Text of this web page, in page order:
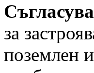
за
поземлен